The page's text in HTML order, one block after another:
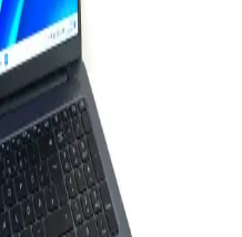
Gelişen ve
Önemli Bir Giriş
temel giriş cihazıdır.
ve hassas modeller,
sunar.
AD-RC8 Showy